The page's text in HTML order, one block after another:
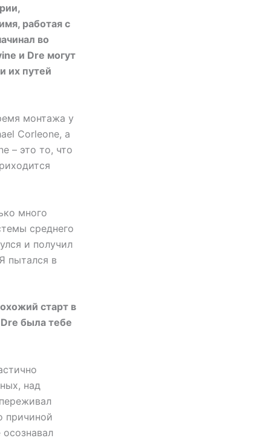
работая с
во
и Dre могут
их путей
монтажа у
Corleone, а
– это то, что
много
среднего
и получил
пытался в
старт в
была тебе
над
причиной